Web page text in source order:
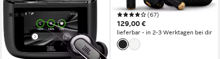
Freisprechfunktion,
Stummschaltung, A2DP
Bluetooth)
239,90 € UVP299,99 €
lieferbar - in 3-4 Werktagen bei dir
Wireless, integrierte
Steuerung für Anrufe und
Musik, Bluetooth)
(67)
129,00 €
lieferbar - in 2-3 Werktagen bei dir